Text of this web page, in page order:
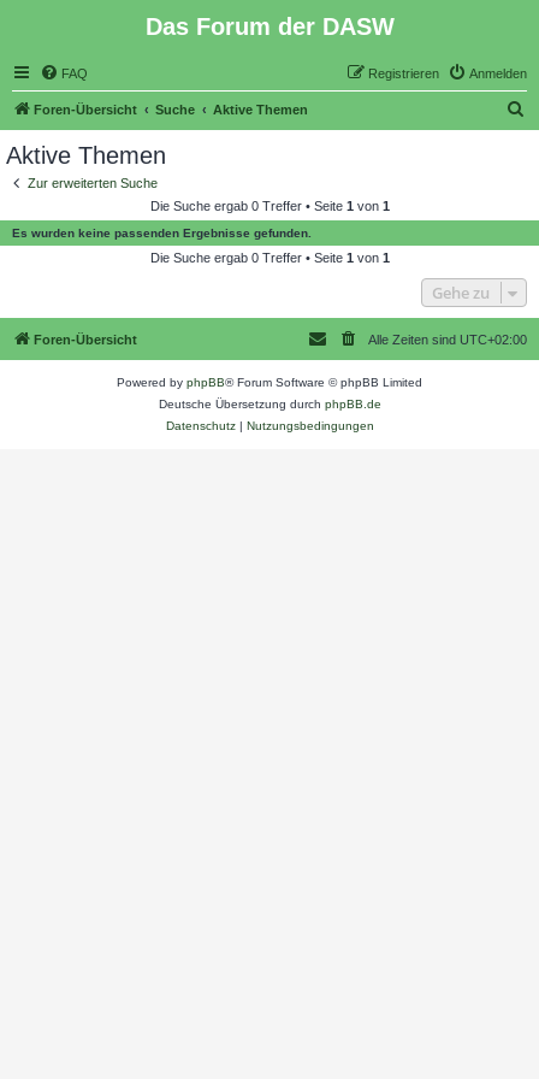
Das Forum der DASW
FAQ Anmelden
Registrieren
Foren-Übersicht Suche Aktive Themen
e
Aktive Themen
Zur erweiterten Suche
Die Suche ergab 0 Treffer • Seite 1 von 1
Es wurden keine passenden Ergebnisse gefunden.
Die Suche ergab 0 Treffer • Seite 1 von 1
Gehe zu
Foren-Übersicht Alle Zeiten sind UTC+02:00
Powered by phpBB® Forum Software © phpBB Limited
Deutsche Übersetzung durch phpBB.de
Datenschutz| Nutzungsbedingungen